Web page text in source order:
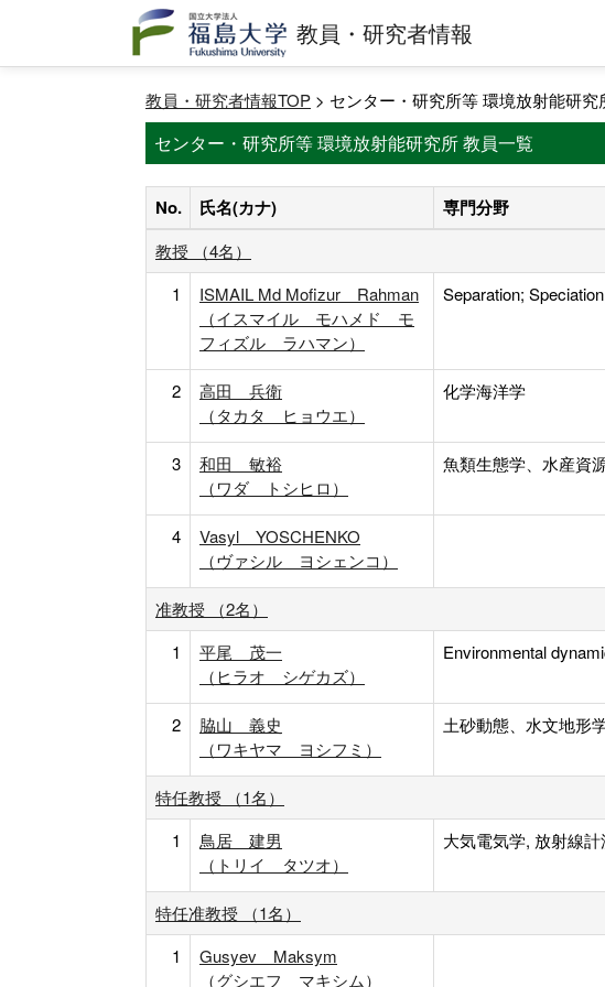
教員・研究者情報
教員・研究者情報TOP > センター・研究所等 環境放射能研究
センター・研究所等 環境放射能研究所 教員一覧
No. 氏名(カナ) 専門分野
教授 （4名）
1
ISMAIL Md Mofizur Rahman
（イスマイル モハメド モ
フィズル ラハマン）
Separation;
2
高田 兵衛
（タカタ ヒョウエ）
化学海洋学
3
和田 敏裕
（ワダ トシヒロ）
魚類生態学、水産資
4
Vasyl YOSCHENKO
（ヴァシル ヨシェンコ）
准教授 （2名）
1
平尾 茂一
（ヒラオ シゲカズ）
Environmental
2
脇山 義史
（ワキヤマ ヨシフミ）
土砂動態、水文地形
特任教授 （1名）
1
鳥居 建男
（トリイ タツオ）
大気電気学, 放射線
特任准教授 （1名）
1
Gusyev Maksym
（グシエフ マキシム）